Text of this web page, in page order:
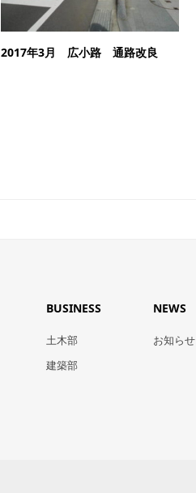
2017年3月 広小路 通路改良
BUSINESS
土木部
建築部
NEWS
お知らせ